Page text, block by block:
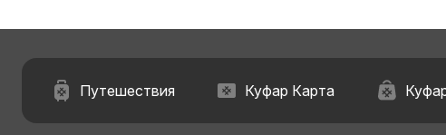
Путешествия Куфар Карта